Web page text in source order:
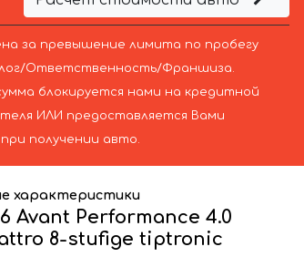
за превышение лимита по пробегу
Ответственность/Франшиза.
блокируется нами на кредитной
ИЛИ предоставляется Вами
получении авто.
характеристики
Avant Performance 4.0
8-stufige tiptronic